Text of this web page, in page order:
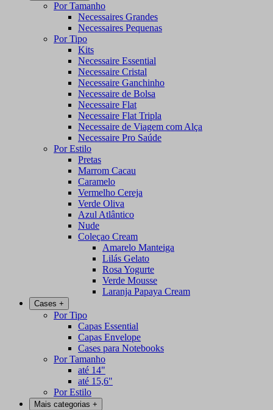
Por Tamanho
Necessaires Grandes
Necessaires Pequenas
Por Tipo
Kits
Necessaire Essential
Necessaire Cristal
Necessaire Ganchinho
Necessaire de Bolsa
Necessaire Flat
Necessaire Flat Tripla
Necessaire de Viagem com Alça
Necessaire Pro Saúde
Por Estilo
Pretas
Marrom Cacau
Caramelo
Vermelho Cereja
Verde Oliva
Azul Atlântico
Nude
Coleçao Cream
Amarelo Manteiga
Lilás Gelato
Rosa Yogurte
Verde Mousse
Laranja Papaya Cream
Cases +
Por Tipo
Capas Essential
Capas Envelope
Cases para Notebooks
Por Tamanho
até 14"
até 15,6"
Por Estilo
Mais categorias +